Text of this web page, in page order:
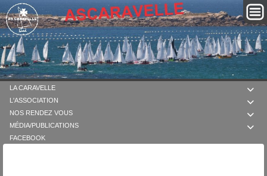

LA CARAVELLE

L'ASSOCIATION

NOS RENDEZ VOUS

MÉDIA/PUBLICATIONS
FACEBOOK